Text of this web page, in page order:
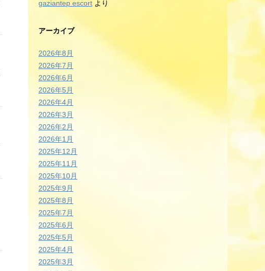
gaziantep escort より
アーカイブ
2026年8月
2026年7月
2026年6月
2026年5月
2026年4月
2026年3月
2026年2月
2026年1月
2025年12月
2025年11月
2025年10月
2025年9月
2025年8月
2025年7月
2025年6月
2025年5月
2025年4月
2025年3月